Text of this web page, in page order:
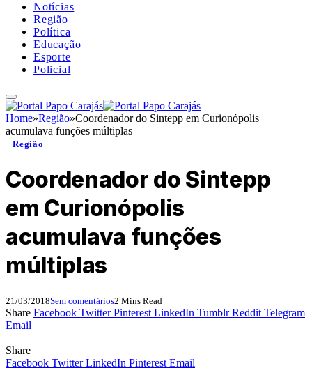
Notícias
Região
Política
Educação
Esporte
Policial
Home»Região»Coordenador do Sintepp em Curionópolis
acumulava funções múltiplas
Região
Coordenador do Sintepp
em Curionópolis
acumulava funções
múltiplas
21/03/2018Sem comentários2 Mins Read
Share Facebook Twitter Pinterest LinkedIn Tumblr Reddit Telegram
Email
Share
Facebook Twitter LinkedIn Pinterest Email